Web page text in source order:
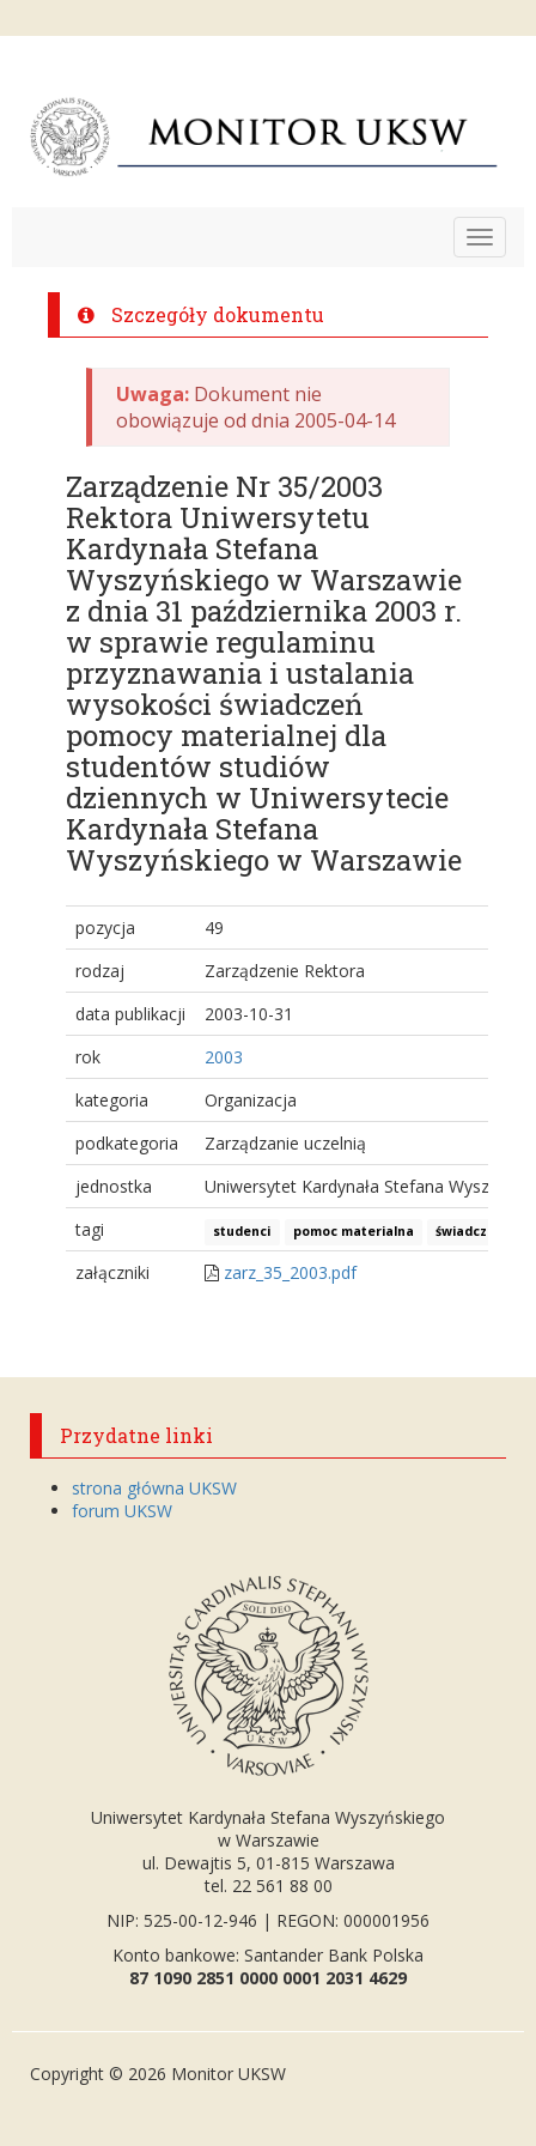
Toggle
Szczegóły dokumentu
Uwaga: Dokument nie
obowiązuje od dnia 2005-04-14
Zarządzenie Nr 35/2003
Rektora Uniwersytetu
Kardynała Stefana
Wyszyńskiego w Warszawie
z dnia 31 października 2003 r.
w sprawie regulaminu
przyznawania i ustalania
wysokości świadczeń
pomocy materialnej dla
studentów studiów
dziennych w Uniwersytecie
Kardynała Stefana
Wyszyńskiego w Warszawie
pozycja
49
rodzaj
Zarządzenie Rektora
data publikacji
2003-10-31
rok
2003
kategoria
Organizacja
podkategoria
Zarządzanie uczelnią
jednostka
Uniwersytet Kardynała Stefana
tagi
studenci pomoc materialna świadczenia
załączniki zarz_35_2003.pdf
Przydatne linki
strona główna UKSW
forum UKSW
Uniwersytet Kardynała Stefana Wyszyńskiego
w Warszawie
ul. Dewajtis 5, 01-815 Warszawa
tel. 22 561 88 00
NIP: 525-00-12-946 | REGON: 000001956
Konto bankowe: Santander Bank Polska
87 1090 2851 0000 0001 2031 4629
Copyright © 2026 Monitor UKSW